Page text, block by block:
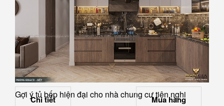
Gợi ý tủ bếp hiện đại cho nhà chung cư tiện nghi
Chi tiết Mua hàng